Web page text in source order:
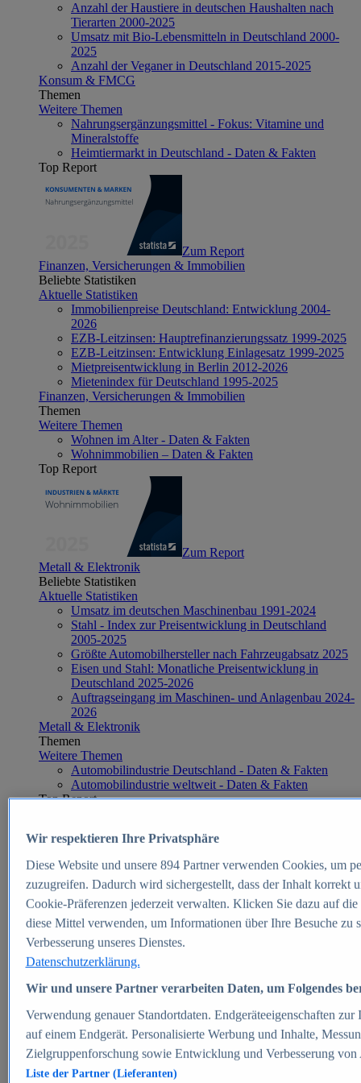
Anzahl der Haustiere in deutschen Haushalten nach
Tierarten 2000-2025
Umsatz mit Bio-Lebensmitteln in Deutschland 2000-
2025
Anzahl der Veganer in Deutschland 2015-2025
Konsum & FMCG
Themen
Weitere Themen
Nahrungsergänzungsmittel - Fokus: Vitamine und
Mineralstoffe
Heimtiermarkt in Deutschland - Daten & Fakten
Top Report
Zum Report
Finanzen, Versicherungen & Immobilien
Beliebte Statistiken
Aktuelle Statistiken
Immobilienpreise Deutschland: Entwicklung 2004-
2026
EZB-Leitzinsen: Hauptrefinanzierungssatz 1999-2025
EZB-Leitzinsen: Entwicklung Einlagesatz 1999-2025
Mietpreisentwicklung in Berlin 2012-2026
Mietenindex für Deutschland 1995-2025
Finanzen, Versicherungen & Immobilien
Themen
Weitere Themen
Wohnen im Alter - Daten & Fakten
Wohnimmobilien – Daten & Fakten
Top Report
Zum Report
Metall & Elektronik
Beliebte Statistiken
Aktuelle Statistiken
Umsatz im deutschen Maschinenbau 1991-2024
Stahl - Index zur Preisentwicklung in Deutschland
2005-2025
Größte Automobilhersteller nach Fahrzeugabsatz 2025
Eisen und Stahl: Monatliche Preisentwicklung in
Deutschland 2025-2026
Auftragseingang im Maschinen- und Anlagenbau 2024-
2026
Metall & Elektronik
Themen
Weitere Themen
Automobilindustrie Deutschland - Daten & Fakten
Automobilindustrie weltweit - Daten & Fakten
Top Report
Zum Report
E-commerce
Beliebte Statistiken
Aktuelle Statistiken
E-Commerce - Entwicklung des Umsatzes in
Deutschland 1999-2025
Umsatz von Amazon in Deutschland und weltweit
2010-2025
B2C-E-Commerce: Top-50 Online Shops in
Deutschland 2024
Marktanteile von Online-Zahlungsverfahren in
Deutschland 2024
Umsatzstarke Warengruppen im Online-Handel in
Deutschland 2023-2025
Wir respektieren Ihre Privatsphäre
Diese Website und unsere 894Partner verwenden Cookies, um
zuzugreifen. Dadurch wird sichergestellt, dass der Inhalt korrekt
Cookie-Präferenzen jederzeit verwalten. Klicken Sie dazu auf
diese Mittel verwenden, um Informationen über Ihre Besuche
Verbesserung unseres Dienstes.
Datenschutzerklärung.
Wir und unsere Partner verarbeiten Daten, um Folgendes
Verwendung genauer Standortdaten. Endgeräteeigenschaften
auf einem Endgerät. Personalisierte Werbung und Inhalte,
Zielgruppenforschung sowie Entwicklung und Verbesserung von
Liste der Partner (Lieferanten)